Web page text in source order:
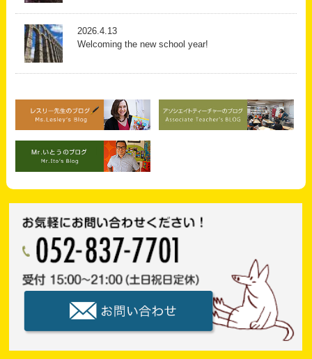
2026.4.13
Welcoming the new school year!